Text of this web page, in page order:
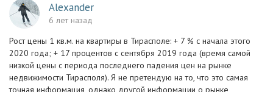
Alexander
6 лет назад
Рост цены 1 кв.м. на квартиры в Тирасполе: + 7 % с начала этого
2020 года; + 17 процентов с сентября 2019 года (время самой
низкой цены с периода последнего падения цен на рынке
недвижимости Тирасполя). Я не претендую на то, что это самая
точная информация, однако другой информации о рынке